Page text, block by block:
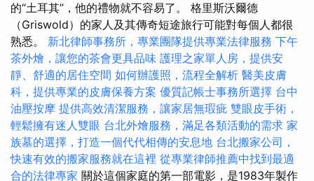
的“土耳其”，他的禮物就不容易了。 格里斯沃爾德
（Griswold）的家人及其傳奇短途旅行可能對每個人都很
熟悉。 新北律師事務所，專業團隊提供專業法律服務 下午
茶外燴，讓您的茶會更具品味 護理之家單人房，提供安
靜、舒適的居住空間 如何辦護照，流程全解析 醫美皮膚
科，提供專業的皮膚保養方案 優質記帳士事務所選擇 台中
油壓按摩 提供高效清潔服務，讓家居無瑕疵 雙眼皮手術，
輕鬆擁有迷人雙眼 台北外燴服務，滿足各類活動的需求 家
族墓的選擇，打造一個代代相傳的安息地 台北搬家公司，
快速有效的搬家服務就在這裡 從專業律師推薦中找到最適
合的法律專家 關於這個家庭的第一部電影，是1983年製作